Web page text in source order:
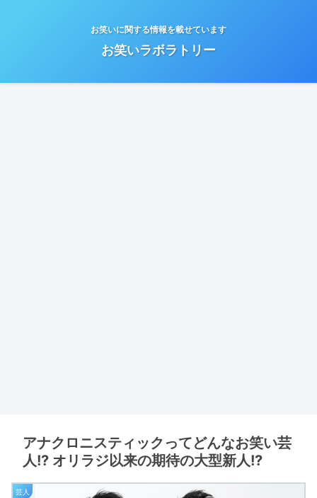
お笑いに関する情報を載せています
お笑いラボラトリー
アナクロニスティックってどんなお笑い芸
人!? オリラジ以来の期待の大型新人!?
芸人